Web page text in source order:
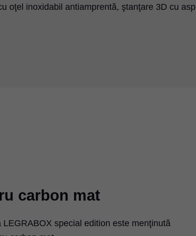
oţel inoxidabil antiamprentă, ştanţare 3D cu
carbon mat
special edition este menţinută